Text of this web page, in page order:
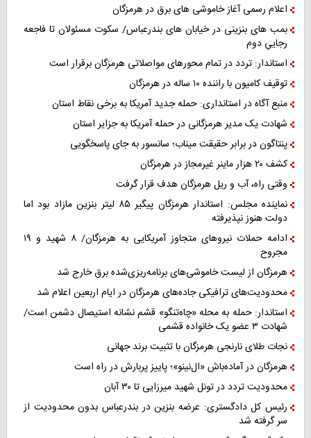
اعلام رسمی آغاز خاموشی های برق در هرمزگان
بمب های بنزینی در خیابان های بندرعباس/ سکوت مسئولان تا فاجعه
رجاییِ دوم
استاندار: تردد در تمام محورهای مواصلاتی هرمزگان برقرار است
توقیف کامیون با راننده ۱۰ ساله در هرمزگان
منبع آگاه در استانداری: حمله جدید آمریکا به برخی نقاط استان
شهادت یک مدیر هرمزگانی در حمله آمریکا به جزایر استان
پنتاگون در برابر حقیقت میناب؛ سانسور به جای پاسخگویی
کشف ۲۰ هزار ماینر غیرمجاز در هرمزگان
وقتی راه، آب و ریل هرمزگان هدف قرار گرفت
نماینده مجلس: استاندار هرمزگان پیگیر ۸۵ لیتر بنزین مازاد بود اما
دولت هنوز نپذیرفته
ادامه حملات نیروهای متجاوز آمریکایی به هرمزگان/ ۸ شهید و ۱۹
مجروح
هرمزگان از لیست خاموشی‌های برنامه‌ریزی‌شده برق خارج شد
محدودیت‌های ترافیکی جاده‌های هرمزگان در ایام اربعین اعلام شد
استاندار: حمله به محله «چاه‌تنگو» قشم نشانه استیصال دشمن است/
شهادت ۳ عضو یک خانواده قشمی
نجات طلای نارنجی هرمزگان با تثبیت برند جهانی
هرمزگان در آماده‌باش «ال‌نینو»؛ پاییز پربارش در راه است
محدودیت تردد در تونل شهید میرزایی تا ۳۰ آبان
رئیس کل دادگستری: عرضه بنزین در بندرعباس بدون محدودیت از
سر گرفته شد